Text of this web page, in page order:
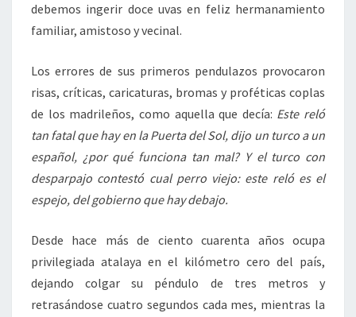
debemos ingerir doce uvas en feliz hermanamiento
familiar, amistoso y vecinal.
Los errores de sus primeros pendulazos provocaron
risas, críticas, caricaturas, bromas y proféticas coplas
de los madrileños, como aquella que decía: Este reló
tan fatal que hay en la Puerta del Sol, dijo un turco a un
español, ¿por qué funciona tan mal? Y el turco con
desparpajo contestó cual perro viejo: este reló es el
espejo, del gobierno que hay debajo.
Desde hace más de ciento cuarenta años ocupa
privilegiada atalaya en el kilómetro cero del país,
dejando colgar su péndulo de tres metros y
retrasándose cuatro segundos cada mes, mientras la